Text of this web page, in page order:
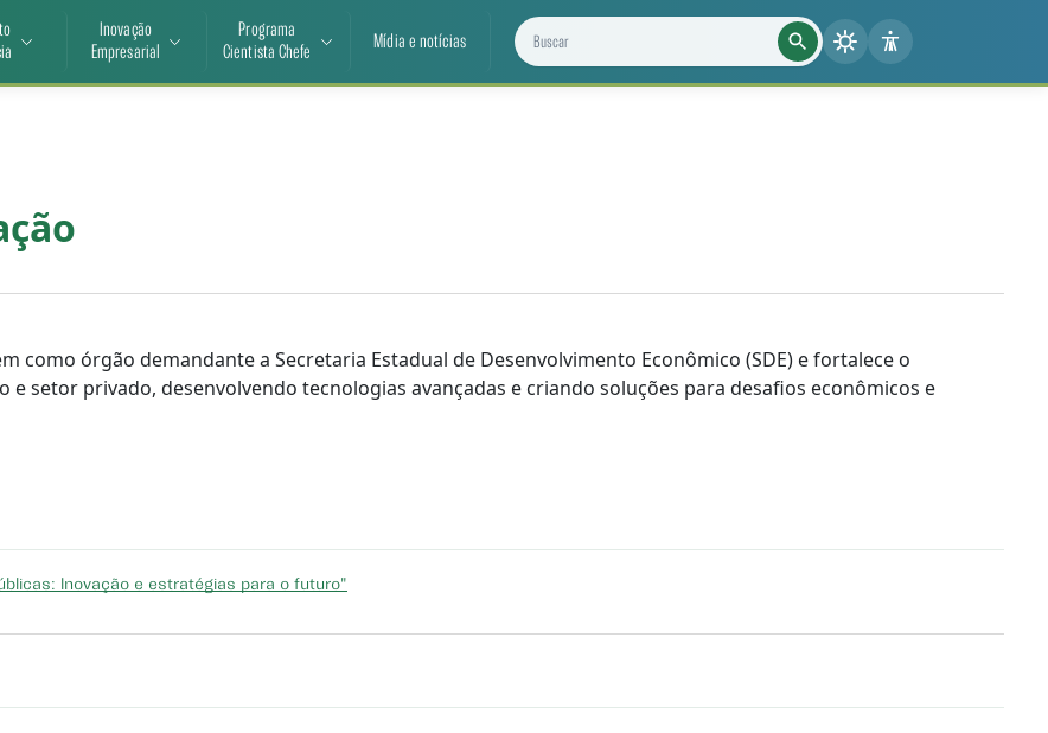
Inovação
Empresarial
Programa
Cientista Chefe
Mídia e notícias Buscar projetos, notícias e cientistas
como órgão demandante a Secretaria Estadual de Desenvolvimento Econômico (SDE) e fortalece o
e setor privado, desenvolvendo tecnologias avançadas e criando soluções para desafios econômicos e
Inovação e estratégias para o futuro"